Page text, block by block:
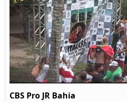
CBS Pro JR Bahia